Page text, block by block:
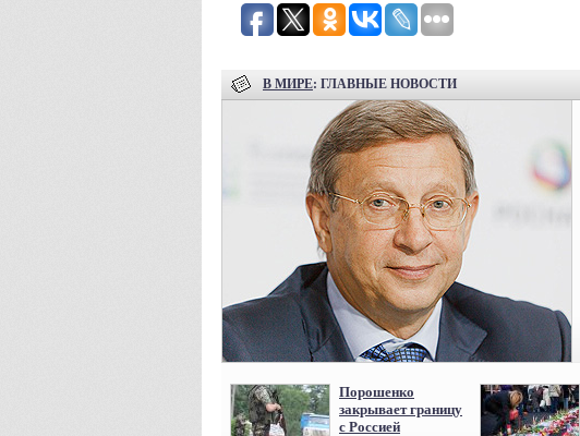
В МИРЕ: ГЛАВНЫЕ НОВОСТИ
Порошенко
закрывает границу
с Россией